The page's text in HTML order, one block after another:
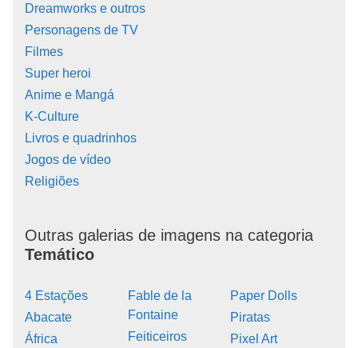
Dreamworks e outros
Personagens de TV
Filmes
Super heroi
Anime e Mangá
K-Culture
Livros e quadrinhos
Jogos de vídeo
Religiões
Outras galerias de imagens na categoria
Temático
4 Estações
Abacate
África
Fable de la
Fontaine
Feiticeiros
Paper Dolls
Piratas
Pixel Art